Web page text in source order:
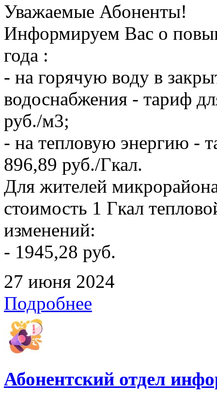
Уважаемые Абоненты!
Информируем Вас о
года :
- на горячую воду в
водоснабжения - тариф
руб./м3;
- на тепловую энергию -
896,89 руб./Гкал.
Для жителей
стоимость 1 Гкал
изменений:
- 1945,28 руб.
27 июня 2024
Подробнее
Абонентский отдел